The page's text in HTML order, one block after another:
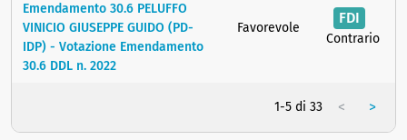
Emendamento 30.6 PELUFFO
VINICIO GIUSEPPE GUIDO (PD-
IDP) - Votazione Emendamento
30.6 DDL n. 2022
Favorevole
FDI
Contrario
1-5 di 33 < >